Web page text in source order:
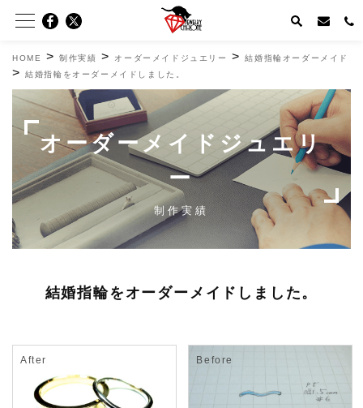
HOME >制作実績 > オーダーメイドジュエリー >結婚指輪オーダーメイド
>結婚指輪をオーダーメイドしました。
オーダーメイドジュエリ
ー
制作実績
結婚指輪をオーダーメイドしました。